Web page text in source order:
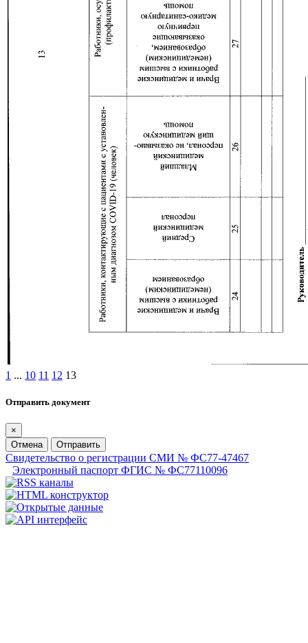
1 ... 10 11 12 13
Отправить документ
×
Отмена
Отправить
Свидетельство о регистрации СМИ № ФС77-47467
Электронный паспорт ФГИС № ФС77110096